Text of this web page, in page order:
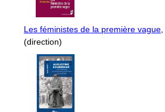
Les féministes de la première vague
(direction)